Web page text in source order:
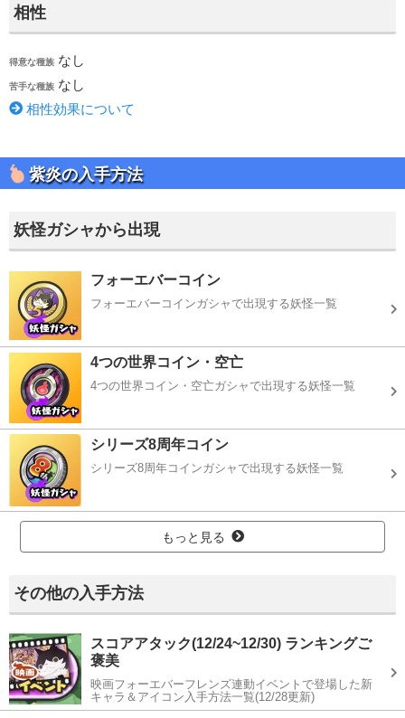
相性
得意な種族 なし
苦手な種族 なし
相性効果について
紫炎の入手方法
妖怪ガシャから出現
フォーエバーコイン
フォーエバーコインガシャで出現する妖怪一覧
4つの世界コイン・空亡
4つの世界コイン・空亡ガシャで出現する妖怪一覧
シリーズ8周年コイン
シリーズ8周年コインガシャで出現する妖怪一覧
もっと見る
その他の入手方法
スコアアタック(12/24~12/30) ランキングご
褒美
映画フォーエバーフレンズ連動イベントで登場した新
キャラ＆アイコン入手方法一覧(12/28更新)